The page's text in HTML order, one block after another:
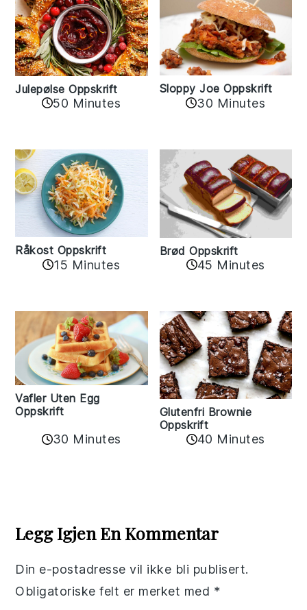
Julepølse Oppskrift
50 Minutes
Sloppy Joe Oppskrift
30 Minutes
Råkost Oppskrift
15 Minutes
Brød Oppskrift
45 Minutes
Vafler Uten Egg
Oppskrift
30 Minutes
Glutenfri Brownie
Oppskrift
40 Minutes
Interactions
Legg Igjen En Kommentar
Din e-postadresse vil ikke bli publisert.
Obligatoriske felt er merket med *